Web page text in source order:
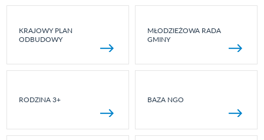
KRAJOWY PLAN
ODBUDOWY
MŁODZIEŻOWA RADA
GMINY
RODZINA 3+ BAZA NGO